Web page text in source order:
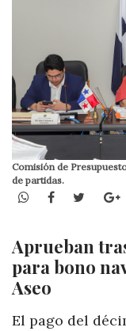
Comisión de
de partidas.
WhatsApp
Facebook
Twitter
Aprueban
para bono
Aseo
El pago del